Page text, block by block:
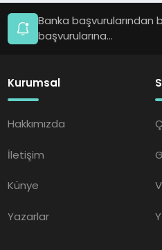
Banka başvurularından
başvurularına...
Kurumsal
Hakkımızda
İletişim
Künye
Yazarlar